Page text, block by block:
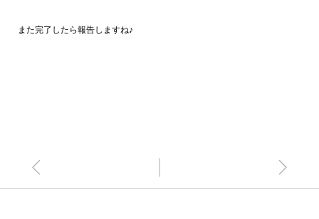
また完了したら報告しますね♪